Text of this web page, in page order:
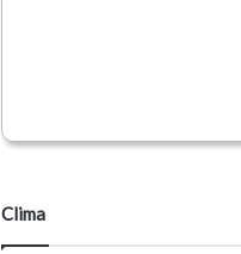
Clima